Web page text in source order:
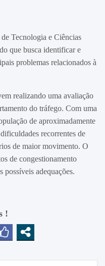
Tecnologia e Ciências
que busca identificar e
problemas relacionados à
realizando uma avaliação
do tráfego. Com uma
de aproximadamente
recorrentes de
de maior movimento. O
de congestionamento
possíveis adequações.
!